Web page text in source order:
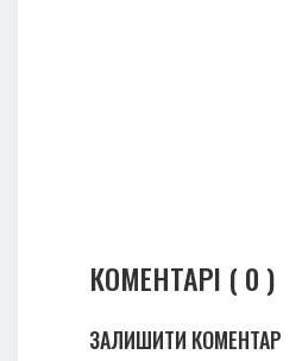
КОМЕНТАРІ ( 0 )
ЗАЛИШИТИ КОМЕНТАР